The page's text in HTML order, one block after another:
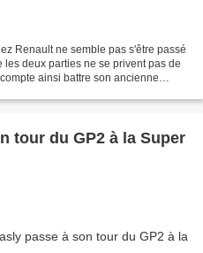
Renault ne semble pas s'être passé
deux parties ne se privent pas de
ainsi battre son ancienne
tour du GP2 à la Super